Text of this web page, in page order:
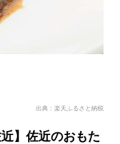
出典：楽天ふるさと納税
】佐近のおもた